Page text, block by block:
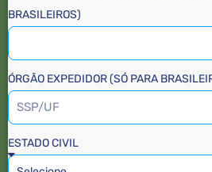
BRASILEIROS)
ÓRGÃO EXPEDIDOR (SÓ PARA
ESTADO CIVIL